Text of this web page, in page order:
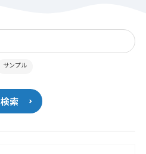
サンプル
検索